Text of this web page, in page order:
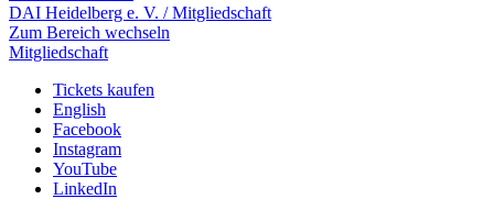
DAI Heidelberg e. V. / Mitgliedschaft
Zum Bereich wechseln
Mitgliedschaft
Tickets kaufen
English
Facebook
Instagram
YouTube
LinkedIn